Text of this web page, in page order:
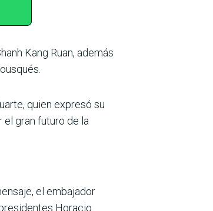
Kang Ruan, además
quien expresó su
gran futuro de la
el embajador
Horacio